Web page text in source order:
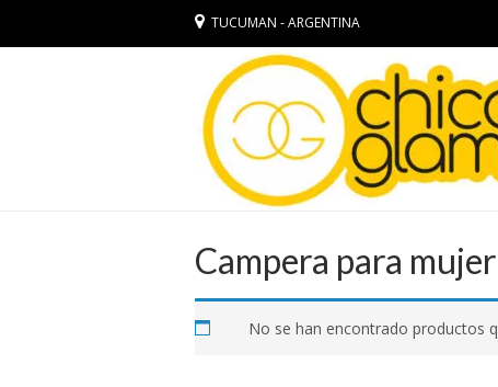
TUCUMAN - ARGENTINA
Campera para mujer
No se han encontrado productos